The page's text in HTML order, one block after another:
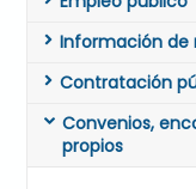
Información de
Contratación
Convenios,
propios